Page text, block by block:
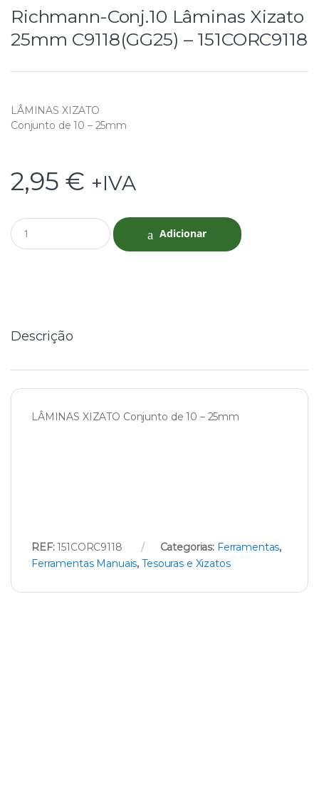
Richmann-Conj.10 Lâminas Xizato
25mm C9118(GG25) – 151CORC9118
LÂMINAS XIZATO
Conjunto de 10 – 25mm
2,95 € +IVA
Q
u
Adicionar
Descrição
LÂMINAS XIZATO Conjunto de 10 – 25mm
REF:151CORC9118 Categorias: Ferramentas,
Ferramentas Manuais,Tesouras e Xizatos